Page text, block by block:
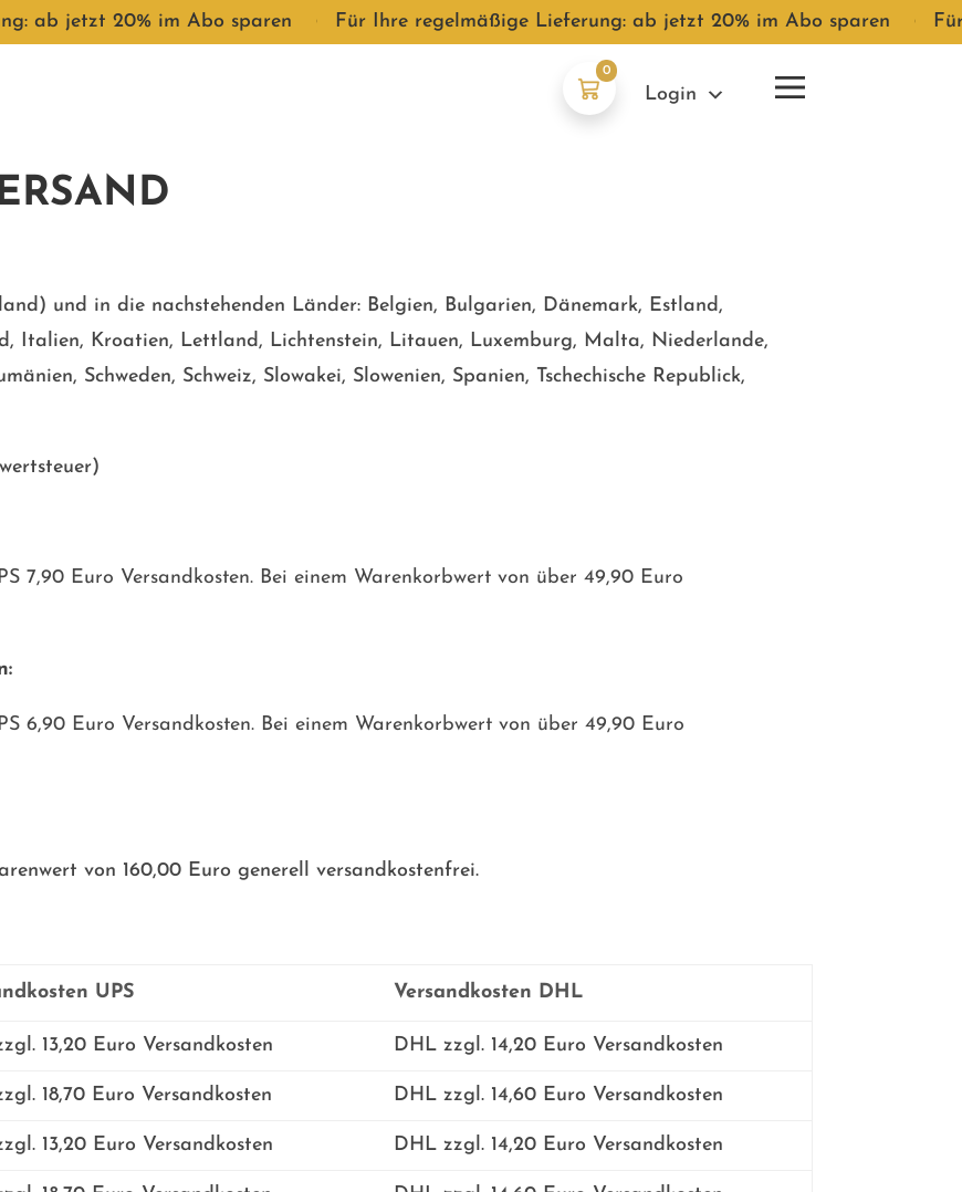
0
Login
ab jetzt 20% im Abo sparen ● Für Ihre regelmäßige Lieferung: ab jetzt 20% im Abo sparen ●
und in die nachstehenden Länder: Belgien, Bulgarien, Dänemark, Estland,
Italien, Kroatien, Lettland, Lichtenstein, Litauen, Luxemburg, Malta, Niederlande,
Schweden, Schweiz, Slowakei, Slowenien, Spanien, Tschechische Republick,
7,90 Euro Versandkosten. Bei einem Warenkorbwert von über 49,90 Euro
6,90 Euro Versandkosten. Bei einem Warenkorbwert von über 49,90 Euro
von 160,00 Euro generell versandkostenfrei.
UPS Versandkosten DHL
13,20 Euro Versandkosten DHL zzgl. 14,20 Euro Versandkosten
18,70 Euro Versandkosten DHL zzgl. 14,60 Euro Versandkosten
13,20 Euro Versandkosten DHL zzgl. 14,20 Euro Versandkosten